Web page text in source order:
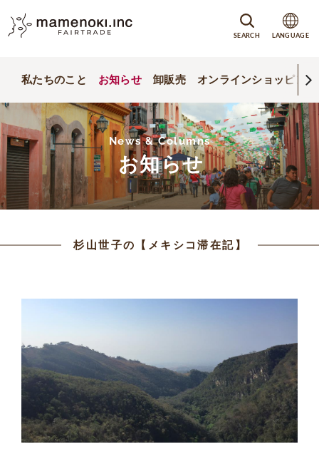
SEARCH LANGUAGE
私たちのこと お知らせ 卸販売 オンラインショッピング
News & Columns
お知らせ
杉山世子の【メキシコ滞在記】